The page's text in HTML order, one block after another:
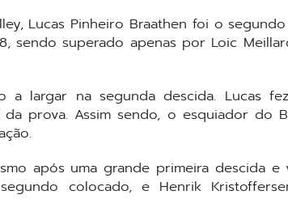
Lucas Pinheiro Braathen foi o
sendo superado apenas por Loic
a largar na segunda descida. Lucas
prova. Assim sendo, o esquiador do
após uma grande primeira descida e
colocado, e Henrik